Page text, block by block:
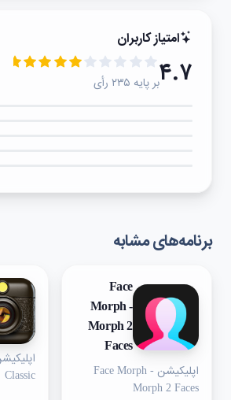
امتیاز کاربران
۴.۷بر پایه ۲۳۵ رأی
برنامه‌های مشابه
Face
Morph -
Morph 2
Faces
اپلیکیشن Face Morph -
Morph 2 Faces
Classic